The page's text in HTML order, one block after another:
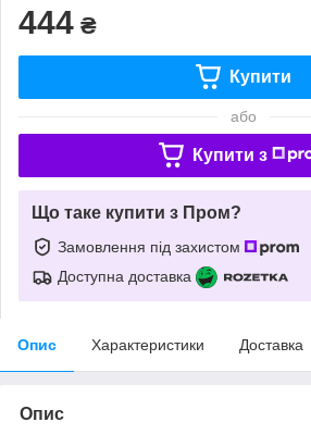
444 ₴
Купити
або
Купити з
Що таке купити з Пром?
Замовлення під захистом
Доступна доставка
Опис Характеристики Доставка
Опис